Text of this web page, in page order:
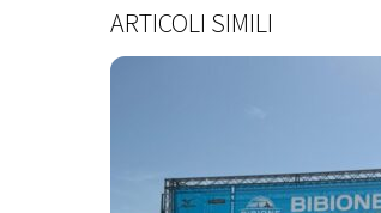
ARTICOLI SIMILI